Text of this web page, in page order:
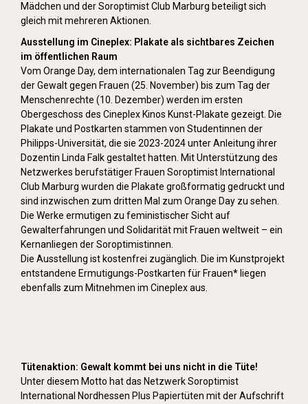
Mädchen und der Soroptimist Club Marburg beteiligt sich
gleich mit mehreren Aktionen.
Ausstellung im Cineplex: Plakate als sichtbares Zeichen
im öffentlichen Raum
Vom Orange Day, dem internationalen Tag zur Beendigung
der Gewalt gegen Frauen (25. November) bis zum Tag der
Menschenrechte (10. Dezember) werden im ersten
Obergeschoss des Cineplex Kinos Kunst-Plakate gezeigt. Die
Plakate und Postkarten stammen von Studentinnen der
Philipps-Universität, die sie 2023-2024 unter Anleitung ihrer
Dozentin Linda Falk gestaltet hatten. Mit Unterstützung des
Netzwerkes berufstätiger Frauen Soroptimist International
Club Marburg wurden die Plakate großformatig gedruckt und
sind inzwischen zum dritten Mal zum Orange Day zu sehen.
Die Werke ermutigen zu feministischer Sicht auf
Gewalterfahrungen und Solidarität mit Frauen weltweit – ein
Kernanliegen der Soroptimistinnen.
Die Ausstellung ist kostenfrei zugänglich. Die im Kunstprojekt
entstandene Ermutigungs-Postkarten für Frauen* liegen
ebenfalls zum Mitnehmen im Cineplex aus.
Tütenaktion: Gewalt kommt bei uns nicht in die Tüte!
Unter diesem Motto hat das Netzwerk Soroptimist
International Nordhessen Plus Papiertüten mit der Aufschrift